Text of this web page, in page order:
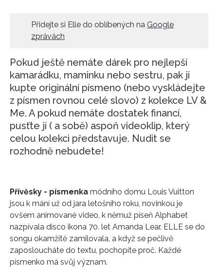
Přidejte si Elle do oblíbených na Google
zprávách
Pokud ještě nemáte dárek pro nejlepší
kamarádku, maminku nebo sestru, pak jí
kupte originální písmeno (nebo vyskládejte
z písmen rovnou celé slovo) z kolekce LV &
Me. A pokud nemáte dostatek financí,
pusťte jí ( a sobě) aspoň videoklip, který
celou kolekci představuje. Nudit se
rozhodně nebudete!
Přívěsky - písmenka módního domu Louis Vuitton
jsou k mání už od jara letošního roku, novinkou je
ovšem animované video, k němuž píseň Alphabet
nazpívala disco ikona 70. let Amanda Lear. ELLE se do
songu okamžitě zamilovala, a když se pečlivě
zaposloucháte do textu, pochopíte proč. Každé
písmenko má svůj význam.